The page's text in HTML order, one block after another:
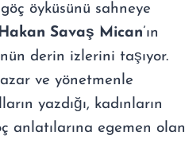
öyküsünü sahneye
Hakan Savaş Mican’ın
derin izlerini taşıyor.
ve yönetmenle
yazdığı, kadınların
anlatılarına egemen olan